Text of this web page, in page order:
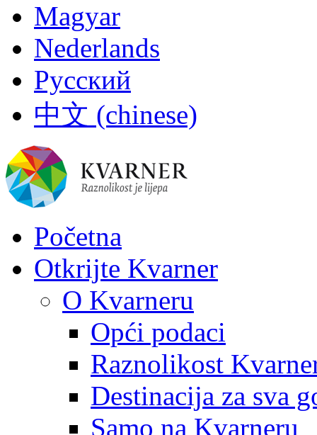
Magyar
Nederlands
Русский
中文 (chinese)
Početna
Otkrijte Kvarner
O Kvarneru
Opći podaci
Raznolikost
Destinacija za sva
Samo na Kvarneru